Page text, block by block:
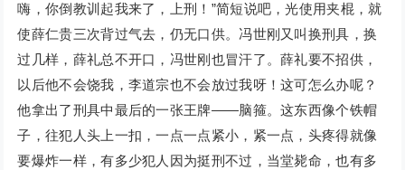
嗨，你倒教训起我来了，上刑！”简短说吧，光使用夹棍，就
使薛仁贵三次背过气去，仍无口供。冯世刚又叫换刑具，换
过几样，薛礼总不开口，冯世刚也冒汗了。薛礼要不招供，
以后他不会饶我，李道宗也不会放过我呀！这可怎么办呢？
他拿出了刑具中最后的一张王牌——脑箍。这东西像个铁帽
子，往犯人头上一扣，一点一点紧小，紧一点，头疼得就像
要爆炸一样，有多少犯人因为挺刑不过，当堂毙命，也有多